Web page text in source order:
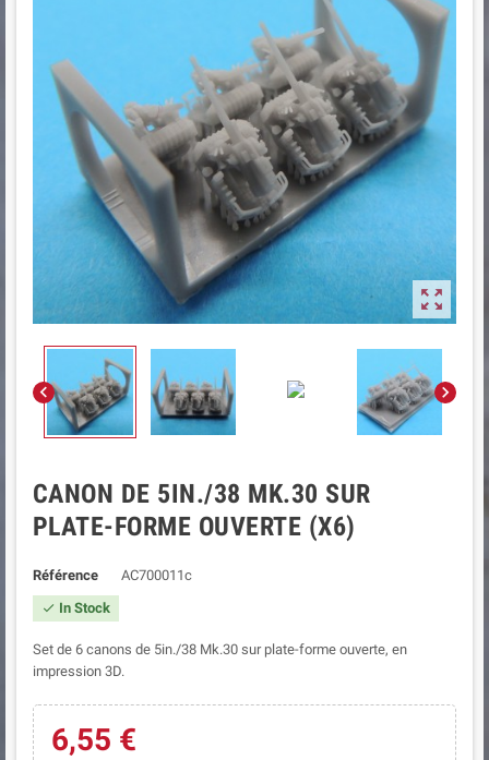

 
CANON DE 5IN./38 MK.30 SUR
PLATE-FORME OUVERTE (X6)
Référence AC700011c
 In Stock
Set de 6 canons de 5in./38 Mk.30 sur plate-forme ouverte, en
impression 3D.
6,55 €